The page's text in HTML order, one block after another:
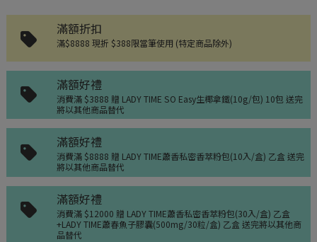
U-Cool優酷涼- 汽車瞬涼冷凍噴霧(檸
檬)
汽車瞬涼冷凍噴霧(檸檬)(200ml/罐) 單罐 -
購價$299
髮圈套裝(紫/粉/黃/藍)
NO BRAND起司球
NO BRAND起司球(370g/桶) 單桶 2026.09 -
加購價$279
滿額折扣
滿$8888 現折 $388限當筆使用 (特定商品除外)
滿額好禮
消費滿 $3888 贈 LADY TIME SO Easy生椰拿鐵(10g/包) 10包 送完
將以其他商品替代
滿額好禮
消費滿 $8888 贈 LADY TIME蕭香私密香萃粉包(10入/盒) 乙盒 送完
將以其他商品替代
滿額好禮
消費滿 $12000 贈 LADY TIME蕭香私密香萃粉包(30入/盒) 乙盒
+LADY TIME蕭春魚子膠囊(500mg/30粒/盒) 乙盒 送完將以其他商
品替代